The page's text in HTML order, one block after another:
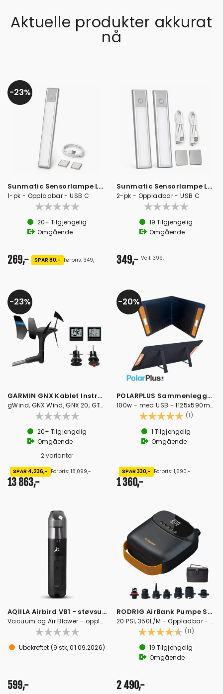
Aktuelle produkter akkurat
nå
23%
Sunmatic Sensorlampe LED 40cm
1-pk - Oppladbar - USB C
20+ Tilgjengelig
Omgående
269,- SPAR 80,- Førpris: 349,-
Sunmatic Sensorlampe LED 20cm
2-pk - Oppladbar - USB C
19 Tilgjengelig
Omgående
349,- Veil. 399,-
23%
GARMIN GNX Kablet Instrumentpakke 43
gWind, GNX Wind, GNX 20, GTD 43, GST 43
20+ Tilgjengelig
Omgående
2 varianter
13 863,-
SPAR 4,236,- Førpris: 18,099,-
20%
POLARPLUS Sammenleggbart Solcellepanel
100w - med USB - 1125x590mm
Karakter: (1)
1 Tilgjengelig
Omgående
1 360,-
SPAR 330,- Førpris: 1,690,-
AQIILA Airbird VB1 - støvsuger
Vacuum og Air Blower - oppladbar
Ubekreftet (9 stk,01.09.2026)
599,-
RODRIG AirBank Pumpe SUP/RIB/Gummibåt
20 PSI, 350L/M - Oppladbar - LCD display
Karakter: (11)
19 Tilgjengelig
Omgående
2 490,-